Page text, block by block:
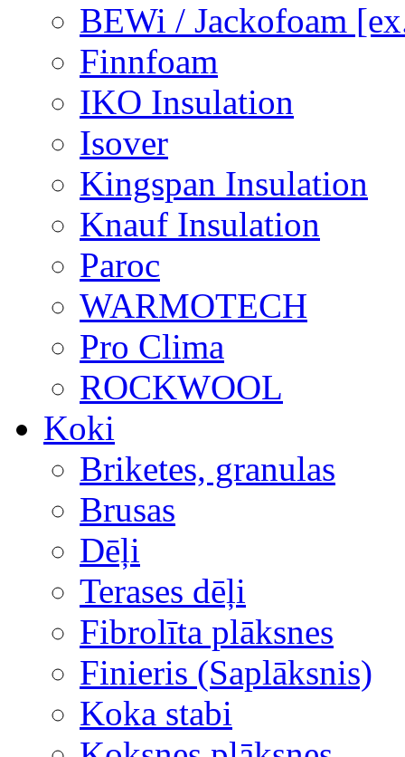
BEWi / Jackofoam
Finnfoam
IKO Insulation
Isover
Kingspan Insulation
Knauf Insulation
Paroc
WARMOTECH
Pro Clima
ROCKWOOL
Koki
Briketes, granulas
Brusas
Dēļi
Terases dēļi
Fibrolīta plāksnes
Finieris (Saplāksnis)
Koka stabi